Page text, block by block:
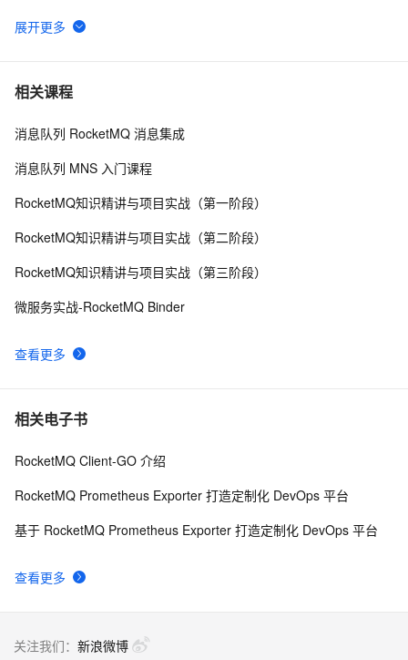
6 一起谈.NET技术，NET 下RabbitMQ实践 [实战篇]
7 rabbitmq消息的确认机制ack
8 springcloud：springboot整合RabbitMQ｜RabbitMQ保
MQ？入门MQ先学哪种？（一）
10RabbitMQ的工作模式
相关课程
查看更多
消息队列 RocketMQ 消息集成
消息队列 MNS 入门课程
RocketMQ知识精讲与项目实战（第一阶段）
RocketMQ知识精讲与项目实战（第二阶段）
RocketMQ知识精讲与项目实战（第三阶段）
微服务实战-RocketMQ Binder
相关电子书
查看更多
RocketMQ Client-GO 介绍
RocketMQ Prometheus Exporter 打造定制化 DevOps 平台
基于 RocketMQ Prometheus Exporter 打造定制化 DevOps 平台
关注我们： 新浪微博